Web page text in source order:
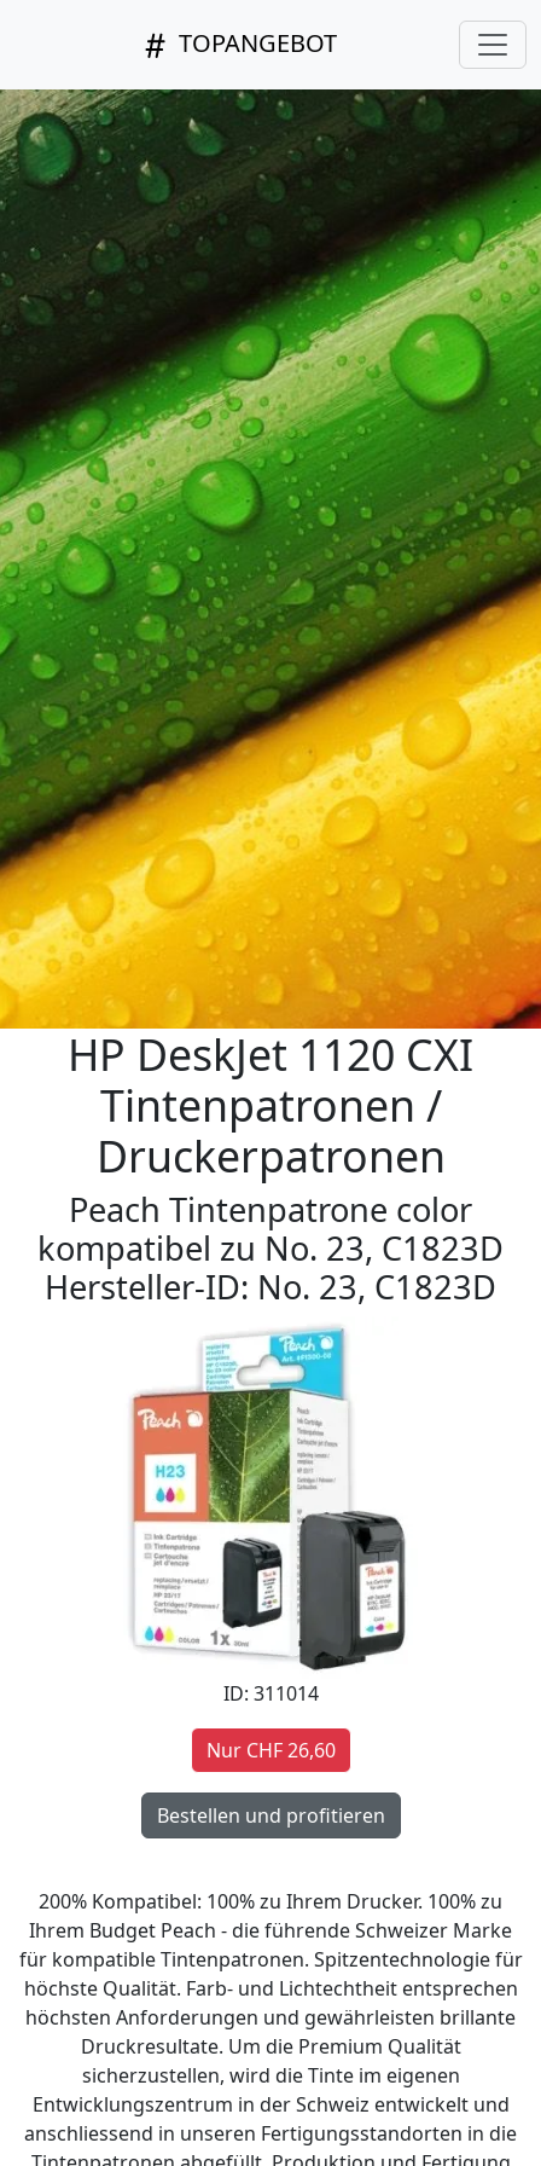
TOPANGEBOT
HP DeskJet 1120 CXI
Tintenpatronen /
Druckerpatronen
Peach Tintenpatrone color
kompatibel zu No. 23, C1823D
Hersteller-ID: No. 23, C1823D
ID: 311014
Nur CHF 26,60
200% Kompatibel: 100% zu Ihrem Drucker. 100% zu
Ihrem Budget Peach - die führende Schweizer Marke
für kompatible Tintenpatronen. Spitzentechnologie für
höchste Qualität. Farb- und Lichtechtheit entsprechen
höchsten Anforderungen und gewährleisten brillante
Druckresultate. Um die Premium Qualität
sicherzustellen, wird die Tinte im eigenen
Entwicklungszentrum in der Schweiz entwickelt und
anschliessend in unseren Fertigungsstandorten in die